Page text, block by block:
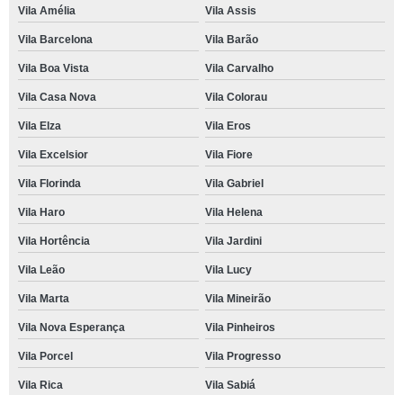
Vila Amélia Vila Assis
Vila Barcelona Vila Barão
Vila Boa Vista Vila Carvalho
Vila Casa Nova Vila Colorau
Vila Elza Vila Eros
Vila Excelsior Vila Fiore
Vila Florinda Vila Gabriel
Vila Haro Vila Helena
Vila Hortência Vila Jardini
Vila Leão Vila Lucy
Vila Marta Vila Mineirão
Vila Nova Esperança Vila Pinheiros
Vila Porcel Vila Progresso
Vila Rica Vila Sabiá